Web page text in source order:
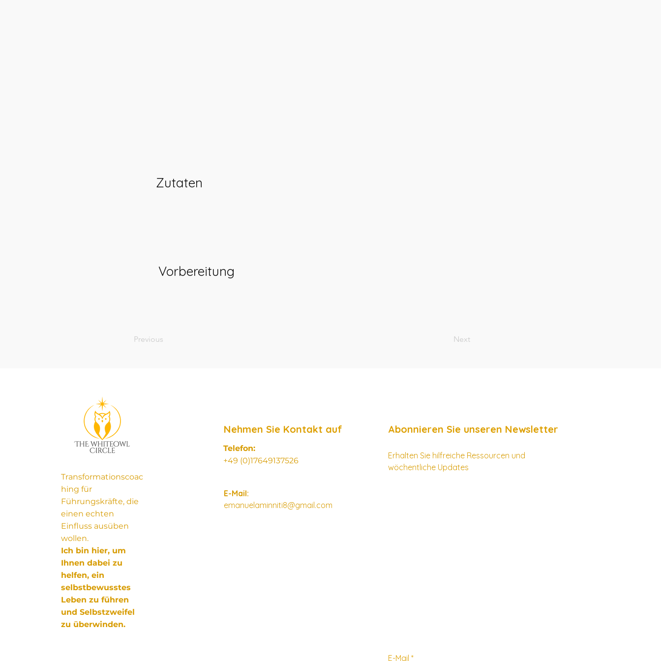
Zutaten
Vorbereitung
Previous Next
Transformationscoac
hing für
Führungskräfte, die
einen echten
Einfluss ausüben
wollen.
Ich bin hier, um
Ihnen dabei zu
helfen, ein
selbstbewusstes
Leben zu führen
und Selbstzweifel
zu überwinden.
Nehmen Sie Kontakt auf
Telefon:
+49 (0)17649137526
Abonnieren Sie unseren Newsletter
Erhalten Sie hilfreiche Ressourcen und
wöchentliche Updates
E-Mail:
emanuelaminniti8@gmail.com
E-Mail *